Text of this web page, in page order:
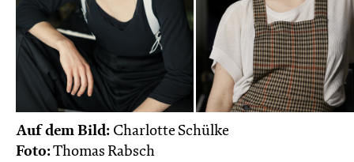
Auf dem Bild: Charlotte Schülke
Foto:Thomas Rabsch